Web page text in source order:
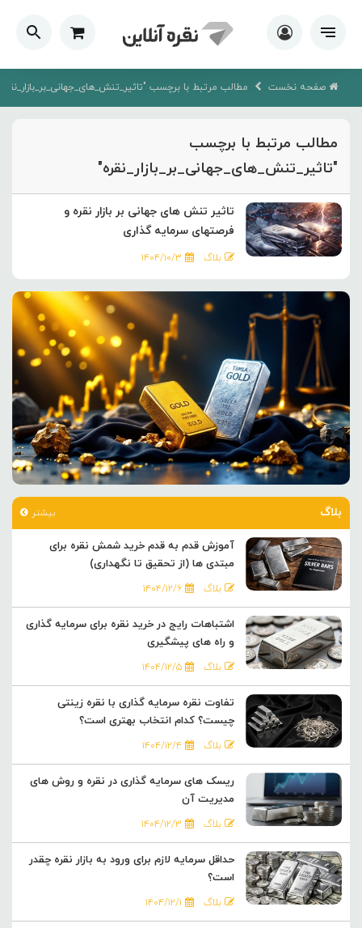
صفحه نخست مطالب مرتبط با برچسب
مطالب مرتبط با برچسب
"تاثیر_تنش_های_جهانی_بر_بازار_نقره"
تاثیر تنش های جهانی بر بازار نقره و
فرصتهای سرمایه گذاری
بلاگ ۱۴۰۴/۱۰/۳
بلاگ بیشتر
آموزش قدم به قدم خرید شمش نقره برای
مبتدی ها (از تحقیق تا نگهداری)
بلاگ ۱۴۰۴/۱۲/۶
اشتباهات رایج در خرید نقره برای سرمایه گذاری
و راه های پیشگیری
بلاگ ۱۴۰۴/۱۲/۵
تفاوت نقره سرمایه گذاری با نقره زینتی
چیست؟ کدام انتخاب بهتری است؟
بلاگ ۱۴۰۴/۱۲/۴
ریسک های سرمایه گذاری در نقره و روش های
مدیریت آن
بلاگ ۱۴۰۴/۱۲/۳
حداقل سرمایه لازم برای ورود به بازار نقره چقدر
است؟
بلاگ ۱۴۰۴/۱۲/۱